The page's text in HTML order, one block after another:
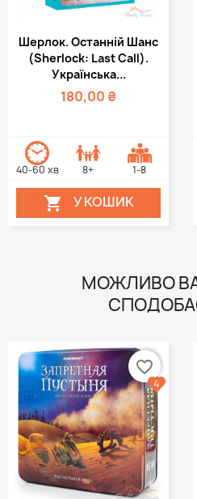
Шерлок. Останній Шанс
(Sherlock: Last Call).
Українська...
180,00 ₴
40-60 хв 8+ 1-8
 У КОШИК
МОЖЛИВО
favorite_border
4